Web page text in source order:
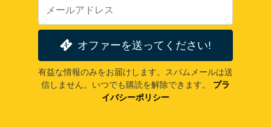
オファーを送ってください!
有益な情報のみをお届けします。スパムメールは送
信しません。いつでも購読を解除できます。
プラ
イバシーポリシー